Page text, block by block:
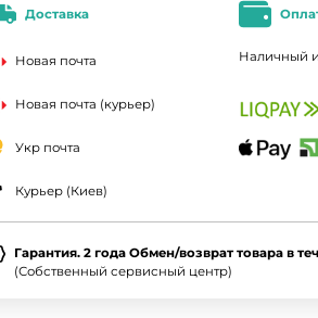
Доставка
Новая почта
Новая почта (курьер)
Укр почта
Курьер (Киев)
Наличный
Гарантия. 2 года Обмен/возврат товара в
(Собственный сервисный центр)